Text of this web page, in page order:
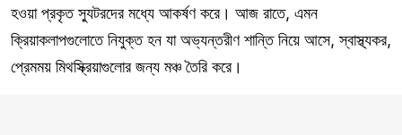
হওয়া প্রকৃত স্যুটরদের মধ্যে আকর্ষণ করে। আজ রাতে, এমন
ক্রিয়াকলাপগুলোতে নিযুক্ত হন যা অভ্যন্তরীণ শান্তি নিয়ে আসে, স্বাস্থ্যকর,
প্রেমময় মিথস্ক্রিয়াগুলোর জন্য মঞ্চ তৈরি করে।